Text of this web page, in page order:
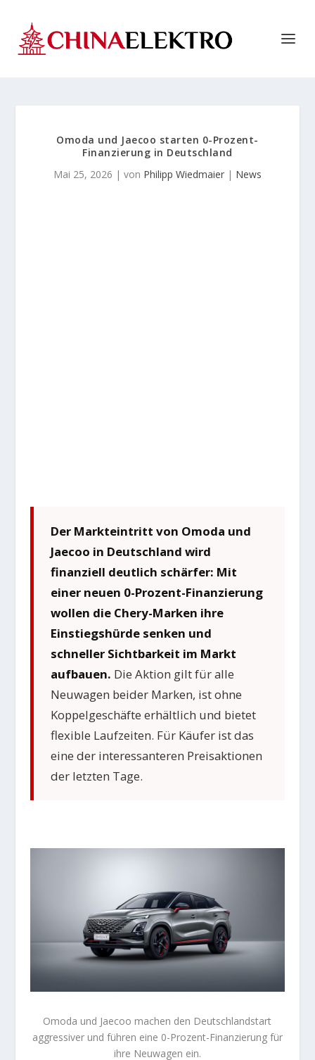
Omoda und Jaecoo starten 0-Prozent-
Finanzierung in Deutschland
Mai 25, 2026 | von Philipp Wiedmaier | News
Der Markteintritt von Omoda und
Jaecoo in Deutschland wird
finanziell deutlich schärfer: Mit
einer neuen 0-Prozent-Finanzierung
wollen die Chery-Marken ihre
Einstiegshürde senken und
schneller Sichtbarkeit im Markt
aufbauen. Die Aktion gilt für alle
Neuwagen beider Marken, ist ohne
Koppelgeschäfte erhältlich und bietet
flexible Laufzeiten. Für Käufer ist das
eine der interessanteren Preisaktionen
der letzten Tage.
Omoda und Jaecoo machen den Deutschlandstart
aggressiver und führen eine 0-Prozent-Finanzierung für
ihre Neuwagen ein.